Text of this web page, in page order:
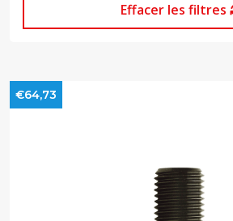
Effacer les filtres
€64,73